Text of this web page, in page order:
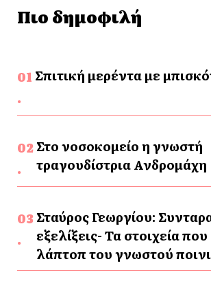
Πιο δημοφιλή
Σπιτική μερέντα με
Στο νοσοκομείο η γνωστή
τραγουδίστρια Ανδρομάχη
Σταύρος Γεωργίου:
εξελίξεις- Τα στοιχεία
λάπτοπ του γνωστού